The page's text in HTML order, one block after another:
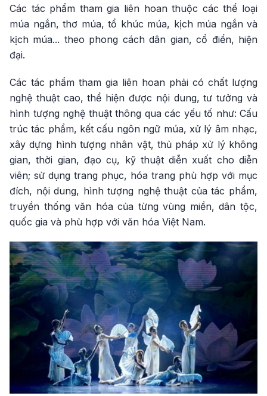
Các tác phẩm tham gia liên hoan thuộc các thể loại
múa ngắn, thơ múa, tổ khúc múa, kịch múa ngắn và
kịch múa... theo phong cách dân gian, cổ điển, hiện
đại.
Các tác phẩm tham gia liên hoan phải có chất lượng
nghệ thuật cao, thể hiện được nội dung, tư tưởng và
hình tượng nghệ thuật thông qua các yếu tố như: Cấu
trúc tác phẩm, kết cấu ngôn ngữ múa, xử lý âm nhạc,
xây dựng hình tượng nhân vật, thủ pháp xử lý không
gian, thời gian, đạo cụ, kỹ thuật diễn xuất cho diễn
viên; sử dụng trang phục, hóa trang phù hợp với mục
đích, nội dung, hình tượng nghệ thuật của tác phẩm,
truyền thống văn hóa của từng vùng miền, dân tộc,
quốc gia và phù hợp với văn hóa Việt Nam.